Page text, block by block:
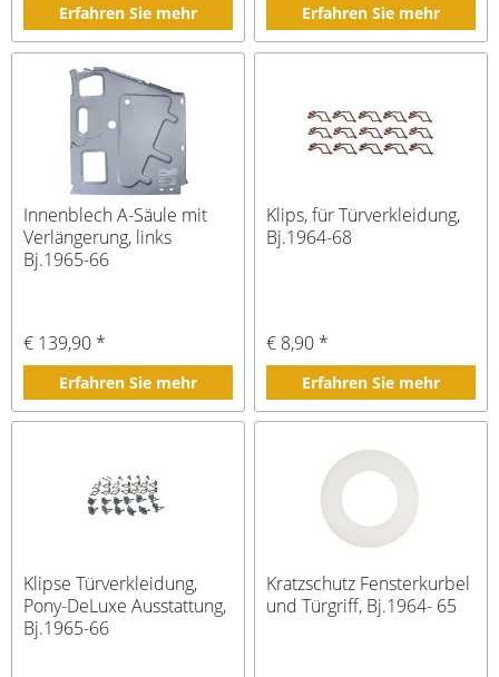
Erfahren Sie mehr Erfahren Sie mehr
Innenblech A-Säule mit
Verlängerung, links
Bj.1965-66
€ 139,90 *
Erfahren Sie mehr
Klips, für Türverkleidung,
Bj.1964-68
€ 8,90 *
Erfahren Sie mehr
Klipse Türverkleidung,
Pony-DeLuxe Ausstattung,
Bj.1965-66
Kratzschutz Fensterkurbel
und Türgriff, Bj.1964- 65